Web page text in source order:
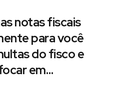
notas fiscais
para você
do fisco e
em…